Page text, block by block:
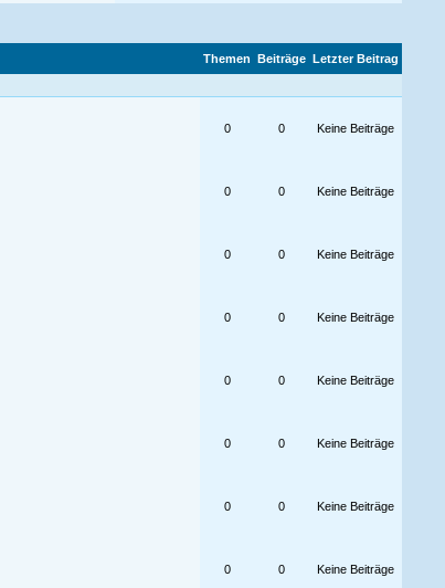
Themen Beiträge Letzter Beitrag
0 0 Keine Beiträge
0 0 Keine Beiträge
0 0 Keine Beiträge
0 0 Keine Beiträge
0 0 Keine Beiträge
0 0 Keine Beiträge
0 0 Keine Beiträge
0 0 Keine Beiträge